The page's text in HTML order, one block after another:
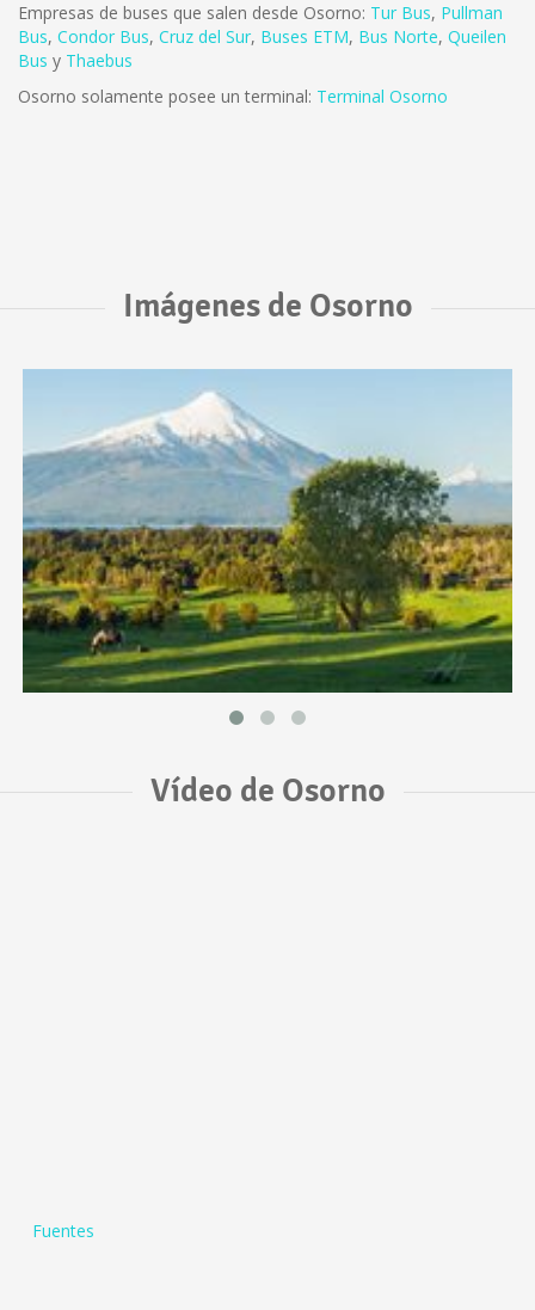
Empresas de buses que salen desde Osorno: Tur Bus, Pullman
Bus, Condor Bus, Cruz del Sur, Buses ETM, Bus Norte, Queilen
Bus y Thaebus
Osorno solamente posee un terminal: Terminal Osorno
Imágenes de Osorno
Vídeo de Osorno
Fuentes